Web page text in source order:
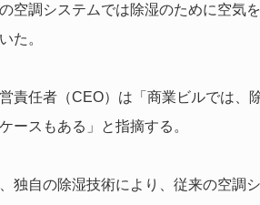
空調システムでは除湿のために空気
た。
責任者（CEO）は「商業ビルでは、
ースもある」と指摘する。
独自の除湿技術により、従来の空調